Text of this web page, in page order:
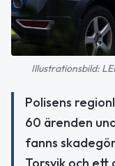
Illustrationsbild:
Polisens
60 ärenden
fanns
Torsvik och ett